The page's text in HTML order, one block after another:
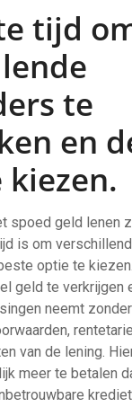
tijd
te
en
spoed geld lenen
is om
optie te
geld te verkrijgen
neemt
van de lening.
meer te betalen